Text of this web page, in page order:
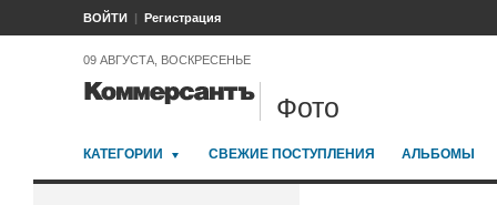
ВОЙТИ Регистрация
09 АВГУСТА, ВОСКРЕСЕНЬЕ
Фото
КАТЕГОРИИ СВЕЖИЕ ПОСТУПЛЕНИЯ АЛЬБОМЫ